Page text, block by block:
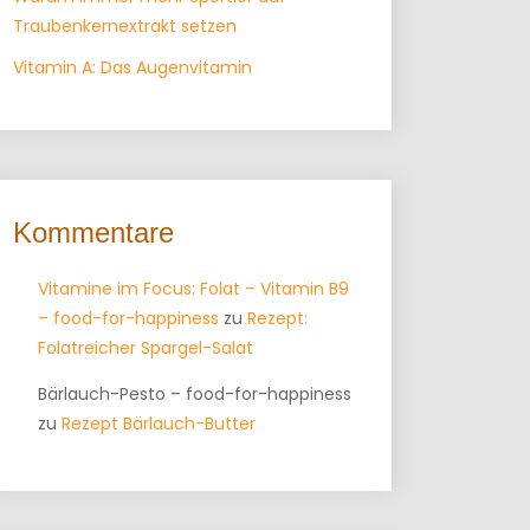
Traubenkernextrakt setzen
Vitamin A: Das Augenvitamin
Kommentare
Vitamine im Focus: Folat – Vitamin B9
– food-for-happiness zu Rezept:
Folatreicher Spargel-Salat
Bärlauch-Pesto – food-for-happiness
zu Rezept Bärlauch-Butter